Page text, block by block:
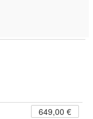
649,00 €